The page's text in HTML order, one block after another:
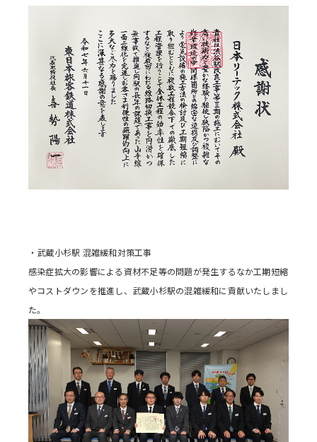
・武蔵小杉駅 混雑緩和対策工事
感染症拡大の影響による資材不足等の問題が発生するなか工期短縮
やコストダウンを推進し、武蔵小杉駅の混雑緩和に貢献いたしまし
た。